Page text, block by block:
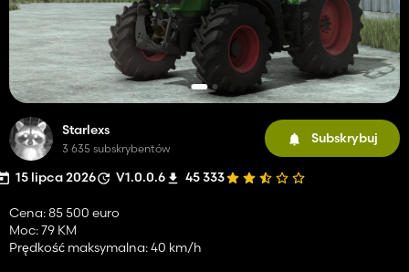
Starlexs
3 635 subskrybentów
Subskrybuj
15 lipca 2026 V1.0.0.6 45 333
Cena: 85 500 euro
Moc: 79 KM
Prędkość maksymalna: 40 km/h